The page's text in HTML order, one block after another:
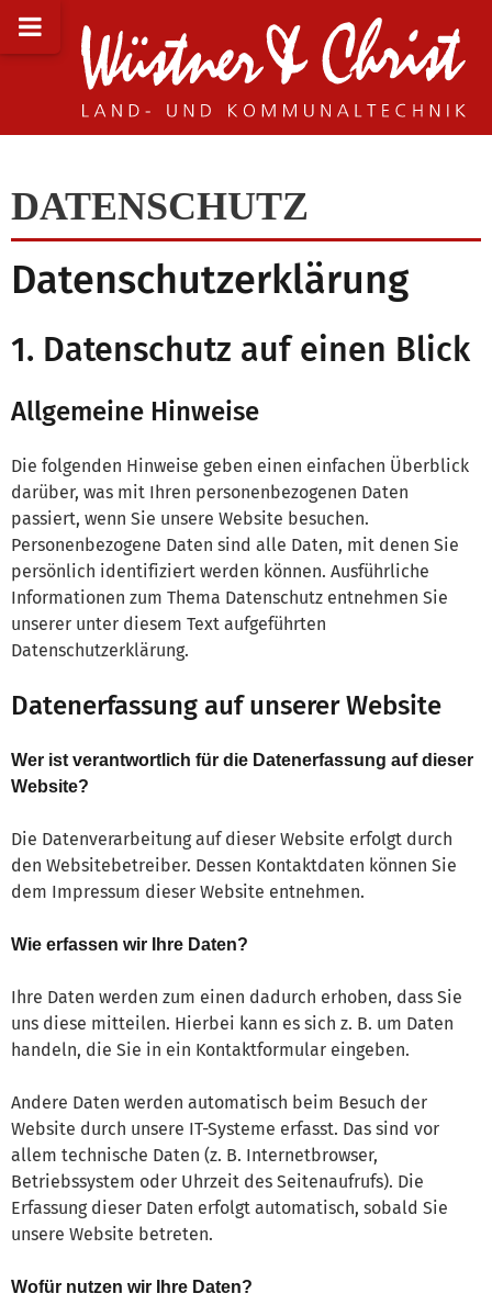
DATENSCHUTZ
Datenschutzerklärung
1. Datenschutz auf einen Blick
Allgemeine Hinweise
Die folgenden Hinweise geben einen einfachen Überblick
darüber, was mit Ihren personenbezogenen Daten
passiert, wenn Sie unsere Website besuchen.
Personenbezogene Daten sind alle Daten, mit denen Sie
persönlich identifiziert werden können. Ausführliche
Informationen zum Thema Datenschutz entnehmen Sie
unserer unter diesem Text aufgeführten
Datenschutzerklärung.
Datenerfassung auf unserer Website
Wer ist verantwortlich für die Datenerfassung auf dieser
Website?
Die Datenverarbeitung auf dieser Website erfolgt durch
den Websitebetreiber. Dessen Kontaktdaten können Sie
dem Impressum dieser Website entnehmen.
Wie erfassen wir Ihre Daten?
Ihre Daten werden zum einen dadurch erhoben, dass Sie
uns diese mitteilen. Hierbei kann es sich z. B. um Daten
handeln, die Sie in ein Kontaktformular eingeben.
Andere Daten werden automatisch beim Besuch der
Website durch unsere IT-Systeme erfasst. Das sind vor
allem technische Daten (z. B. Internetbrowser,
Betriebssystem oder Uhrzeit des Seitenaufrufs). Die
Erfassung dieser Daten erfolgt automatisch, sobald Sie
unsere Website betreten.
Wofür nutzen wir Ihre Daten?